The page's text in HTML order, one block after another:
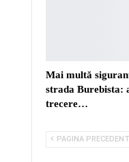
Mai multă
strada Burebista:
trecere…
PAGINA